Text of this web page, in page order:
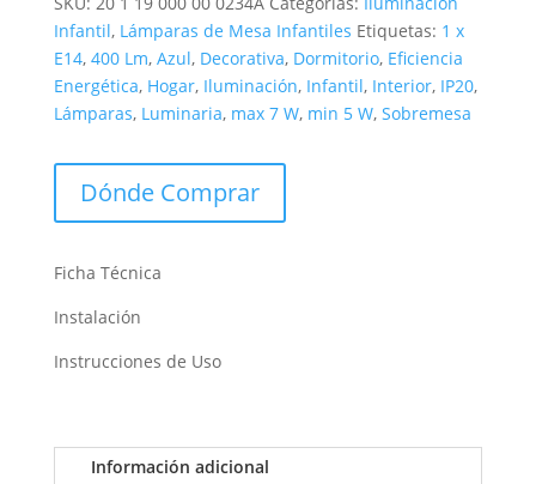
Infantil, Lámparas de Mesa Infantiles Etiquetas: 1 x
E14, 400 Lm, Azul, Decorativa, Dormitorio, Eficiencia
Energética, Hogar, Iluminación, Infantil, Interior, IP20,
Lámparas, Luminaria, max 7 W, min 5 W, Sobremesa
Dónde Comprar
Ficha Técnica
Instalación
Instrucciones de Uso
Información adicional